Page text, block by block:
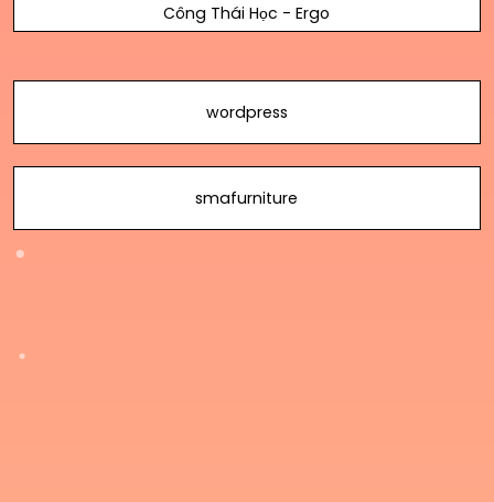
Công Thái Học - Ergo
wordpress
smafurniture